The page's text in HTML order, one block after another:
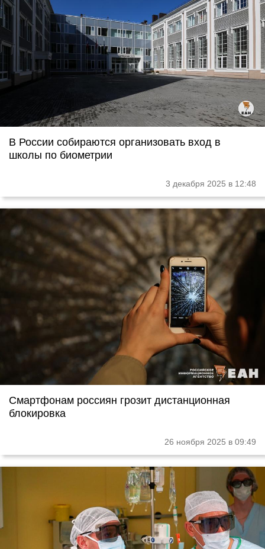
В России собираются организовать вход в
школы по биометрии
3 декабря 2025 в 12:48
Смартфонам россиян грозит дистанционная
блокировка
26 ноября 2025 в 09:49